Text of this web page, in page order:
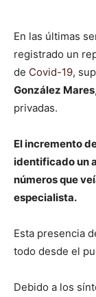
En las últimas
registrado un
de Covid-19,
González Mares
privadas.
El incremento
identificado un
números que
especialista.
Esta presencia
todo desde el
Debido a los